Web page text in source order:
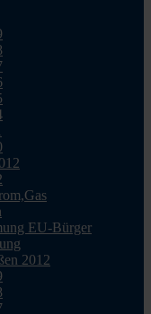
EU-Bürger
2012